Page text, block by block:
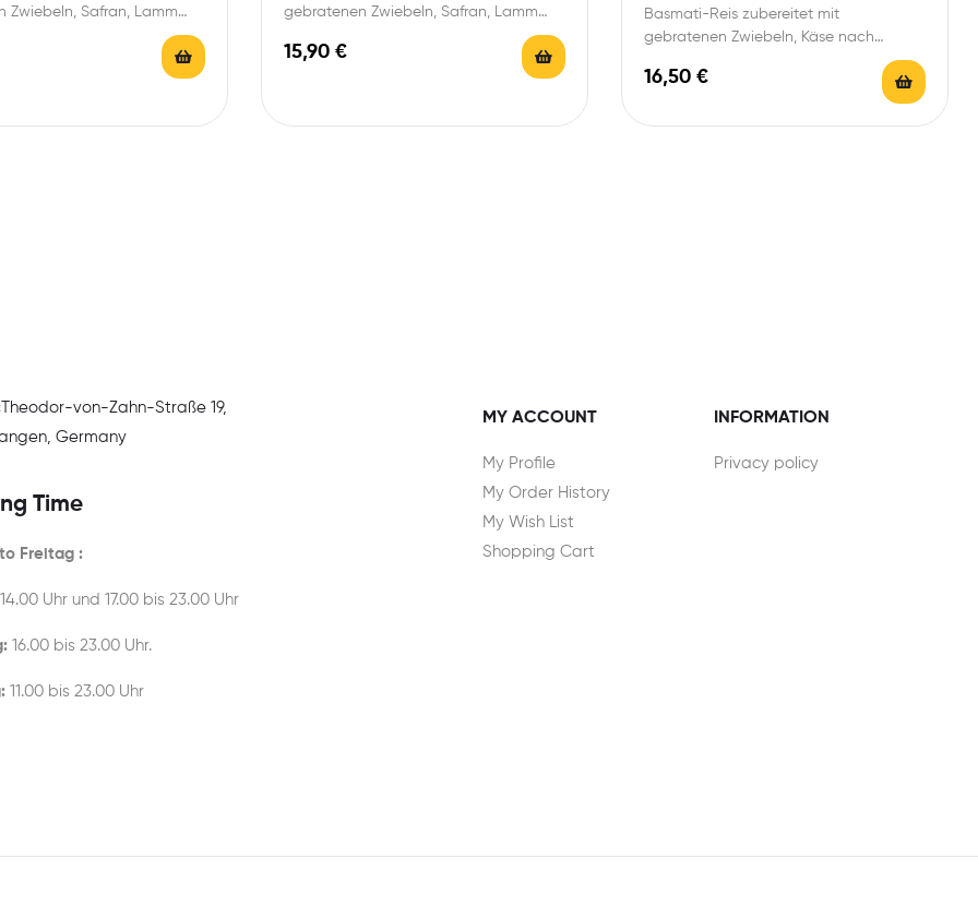
Zwiebeln, Safran, Lamm
Gewürzen, Mandeln, Kokos
gebratenen Zwiebeln, Safran, Lamm
und feinen Gewürzen, Mandeln, Kokos
und Rosinen
15,90 €
Basmati-Reis zubereitet mit
gebratenen Zwiebeln, Käse nach
indische Art, Safran, feinen Gewürzen,
Mandeln, Kokos und…
16,50 €
Theodor-von-Zahn-Straße 19,
Germany
Time
Freitag :
Uhr und 17.00 bis 23.00 Uhr
16.00 bis 23.00 Uhr.
11.00 bis 23.00 Uhr
MY ACCOUNT
My Profile
My Order History
My Wish List
Shopping Cart
INFORMATION
Privacy policy